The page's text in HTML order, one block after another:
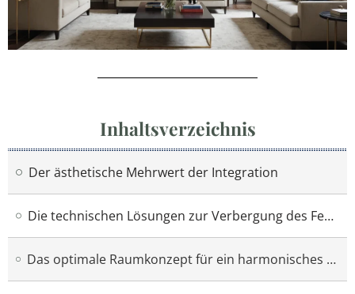
Inhaltsverzeichnis
Der ästhetische Mehrwert der Integration
Die technischen Lösungen zur Verbergung des Fernsehers
Das optimale Raumkonzept für ein harmonisches Wohnambiente